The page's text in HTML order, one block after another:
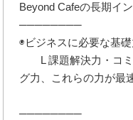
Beyond Cafeの長期イ
────────
◉ビジネスに必要な基
L 課題解決力・コミ
グ力、これらの力が最
────────